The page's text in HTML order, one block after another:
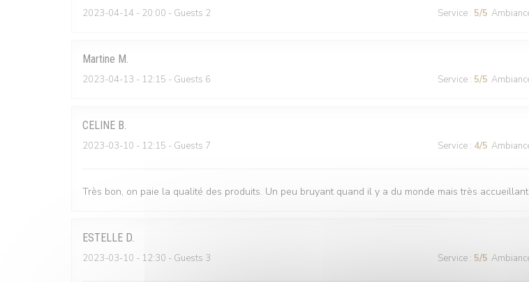
2023-04-14 - 20:00 - Guests 2 Service : 5/5
Martine M
2023-04-13 - 12:15 - Guests 6 Service : 5/5
CELINE B
2023-03-10 - 12:15 - Guests 7 Service : 4/5
Très bon, on paie la qualité des produits. Un peu bruyant quand il y a du monde mais très accueillant.
ESTELLE D
2023-03-10 - 12:30 - Guests 3 Service : 5/5